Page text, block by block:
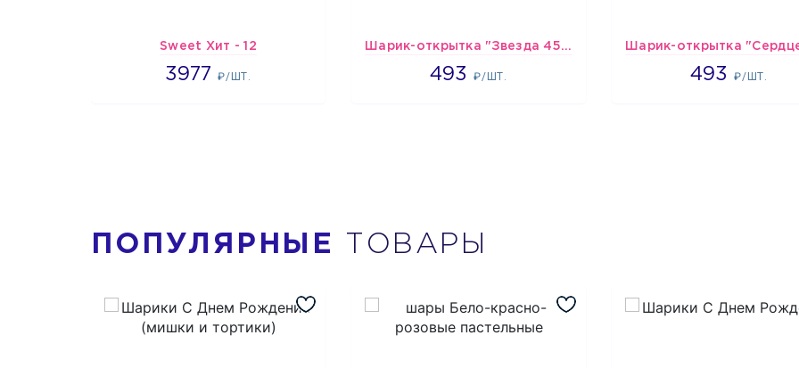
Sweet Хит - 12
3977₽/ШТ.
3977 Шарик-открытка "Звезда 45 см" №1
493₽/ШТ.
493
493₽/ШТ.
493
ПОПУЛЯРНЫЕ ТОВАРЫ